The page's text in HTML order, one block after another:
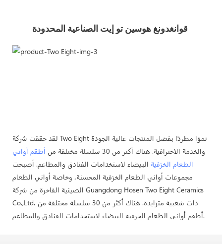
لقد حققت شركة Two Eight نموًا مطردًا بفضل المنتجات عالية الجودة
والخدمة الاحترافية. هناك أكثر من 30 سلسلة مختلفة من
أطقم أواني
الطعام الخزفية البيضاء لاستخدامات الفنادق والمطاعم. أصبحت
مجموعات أواني الطعام الخزفية المحسنة، وخاصة أواني الطعام
الصينية الفاخرة من شركة Guangdong Hosen Two Eight Ceramics
Co.,Ltd، ذات شعبية متزايدة. هناك أكثر من 30 سلسلة مختلفة من
أطقم أواني الطعام الخزفية البيضاء لاستخدامات الفنادق والمطاعم.